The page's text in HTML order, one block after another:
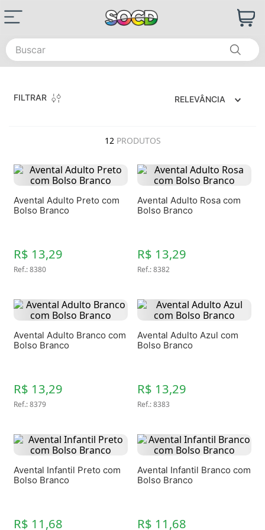
Buscar
RELEVÂNCIA
FILTRAR
12 PRODUTOS
Avental Adulto Preto com
Bolso Branco
R$ 13,29
Ref.:8380
Avental Adulto Rosa com
Bolso Branco
R$ 13,29
Ref.:8382
Avental Adulto Branco com
Bolso Branco
R$ 13,29
Ref.:8379
Avental Adulto Azul com
Bolso Branco
R$ 13,29
Ref.:8383
Avental Infantil Preto com
Bolso Branco
R$ 11,68
Avental Infantil Branco com
Bolso Branco
R$ 11,68